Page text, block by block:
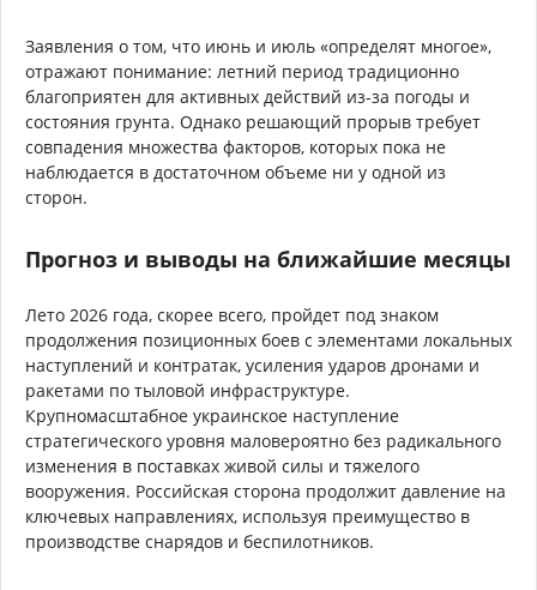
Заявления о том, что июнь и июль «определят многое»,
отражают понимание: летний период традиционно
благоприятен для активных действий из-за погоды и
состояния грунта. Однако решающий прорыв требует
совпадения множества факторов, которых пока не
наблюдается в достаточном объеме ни у одной из
сторон.
Прогноз и выводы на ближайшие месяцы
Лето 2026 года, скорее всего, пройдет под знаком
продолжения позиционных боев с элементами локальных
наступлений и контратак, усиления ударов дронами и
ракетами по тыловой инфраструктуре.
Крупномасштабное украинское наступление
стратегического уровня маловероятно без радикального
изменения в поставках живой силы и тяжелого
вооружения. Российская сторона продолжит давление на
ключевых направлениях, используя преимущество в
производстве снарядов и беспилотников.